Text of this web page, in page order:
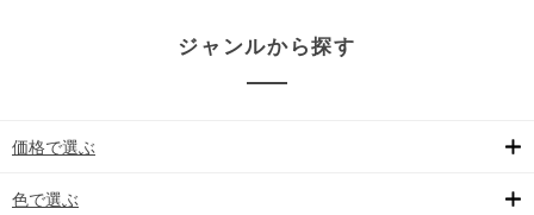
ジャンルから探す
価格で選ぶ
色で選ぶ